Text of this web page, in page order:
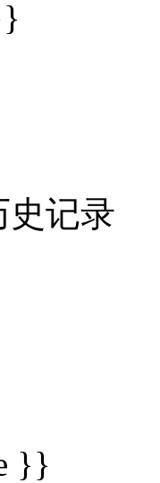
史记录
}}